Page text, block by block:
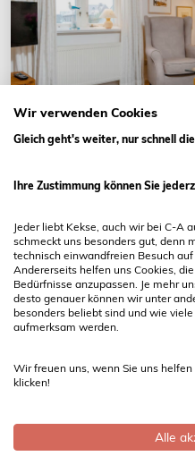
Fähnrich im Haus Admiral
Friesische Str. 29
2 Gäste 35 qm 1
Wir verwenden Cookies
Gleich geht's weiter, nur schnell
Ihre Zustimmung können Sie
Jeder liebt Kekse, auch wir bei C-A
schmeckt uns besonders gut, denn
technisch einwandfreien Besuch
Andererseits helfen uns Cookies,
Bedürfnisse anzupassen. Je mehr
desto genauer können wir unter
besonders beliebt sind und wie
aufmerksam werden.
Wir freuen uns, wenn Sie uns
klicken!
Alle